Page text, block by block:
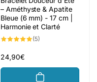
– Améthyste & Apatite
Bleue (6 mm) - 17 cm |
Harmonie et Clarté
(5)
Prix
habituel
24,90€